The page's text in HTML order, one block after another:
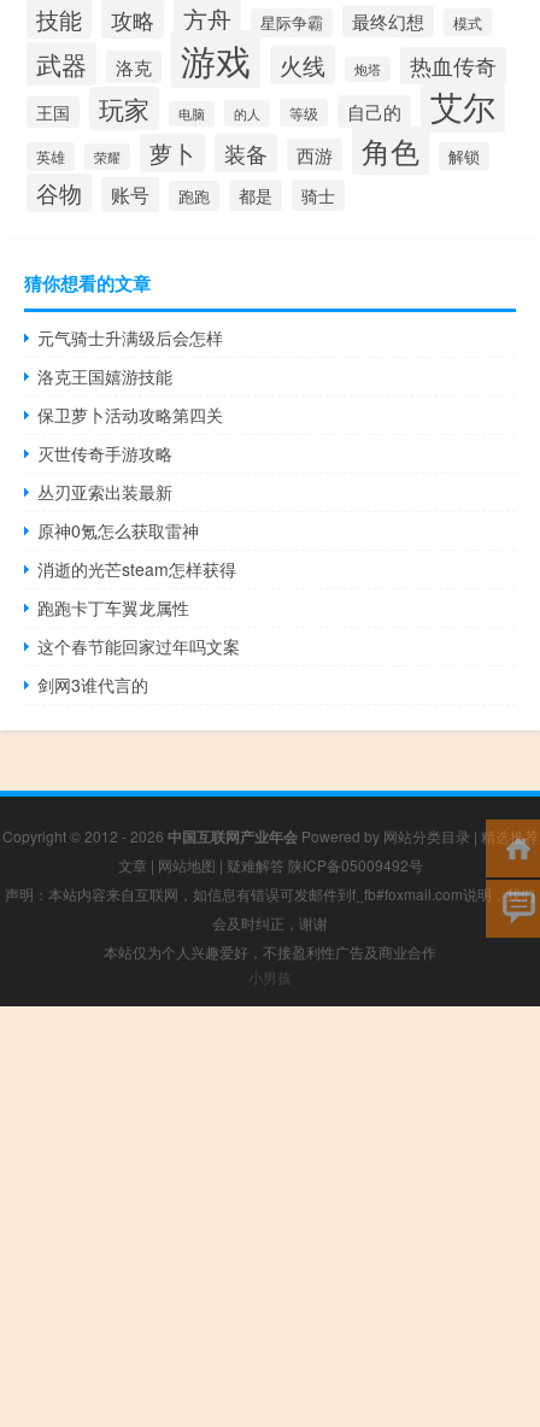
技能 攻略 方舟 星际争霸 最终幻想 模式
武器 洛克 游戏 火线 炮塔 热血传奇
王国 玩家 电脑 的人 等级 自己的 艾尔
英雄 荣耀 萝卜 装备 西游 角色 解锁
谷物 账号 跑跑 都是 骑士
猜你想看的文章
元气骑士升满级后会怎样
洛克王国嬉游技能
保卫萝卜活动攻略第四关
灭世传奇手游攻略
丛刃亚索出装最新
原神0氪怎么获取雷神
消逝的光芒steam怎样获得
跑跑卡丁车翼龙属性
这个春节能回家过年吗文案
剑网3谁代言的
Copyright © 2012 - 2026 中国互联网产业年会Powered by 网站分类目录 | 精选推荐
文章 | 网站地图 | 疑难解答 陕ICP备05009492号
声明：本站内容来自互联网，如信息有错误可发邮件到f_fb#foxmail.com说明，我们
会及时纠正，谢谢
本站仅为个人兴趣爱好，不接盈利性广告及商业合作
小男孩